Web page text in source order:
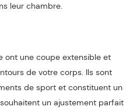
leur chambre.
ont une coupe extensible et
de votre corps. Ils sont
de sport et constituent un
un ajustement parfait